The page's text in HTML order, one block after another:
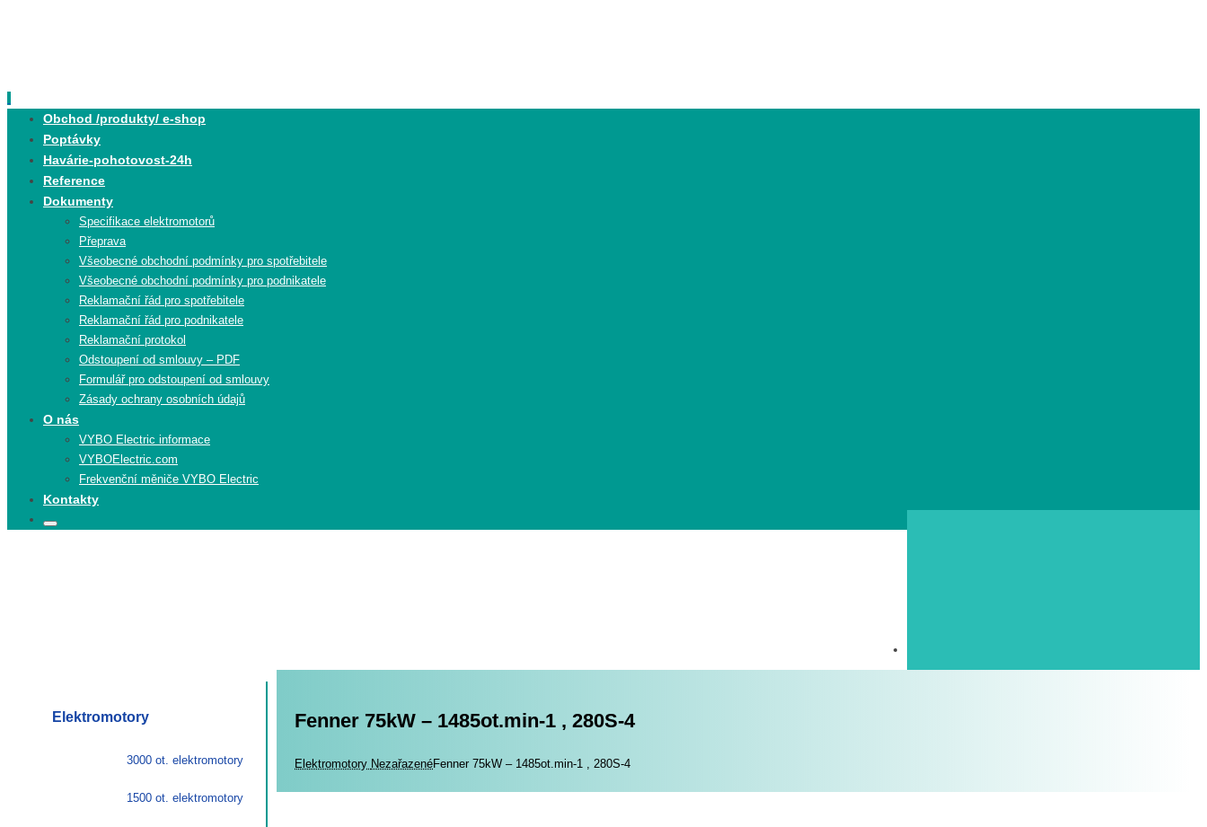
content
Obchod /produkty/ e-shop
Poptávky
Havárie-pohotovost-24h
Reference
Dokumenty
Specifikace elektromotorů
Přeprava
Všeobecné obchodní podmínky pro spotřebitele
Všeobecné obchodní podmínky pro podnikatele
Reklamační řád pro spotřebitele
Reklamační řád pro podnikatele
Reklamační protokol
Odstoupení od smlouvy – PDF
Formulář pro odstoupení od smlouvy
Zásady ochrany osobních údajů
O nás
VYBO Electric informace
VYBOElectric.com
Frekvenční měniče VYBO Electric
Kontakty
Search
Search
Fenner 75kW – 1485ot.min-1 , 280S-4
Elektromotory Elektromotory
NezařazenéFenner 75kW – 1485ot.min-1 , 280S-4
Elektromotory
3000 ot. elektromotory
1500 ot. elektromotory